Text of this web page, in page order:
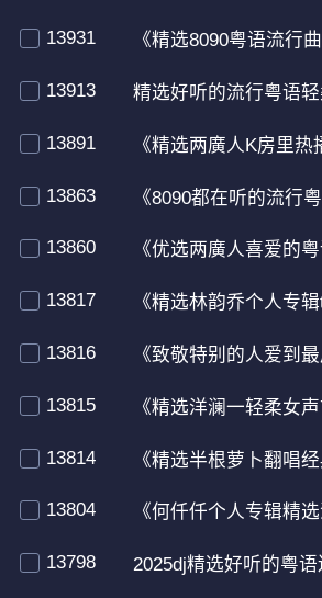
13931 《精选8090粤语流行曲库车载
13913 精选好听的流行粤语轻柔版本
13891 《精选两廣人K房里热播榜单
13863 《8090都在听的流行粤语歌
13860 《优选两廣人喜爱的粤语流行榜单
13817 《精选林韵乔个人专辑tvb剧集歌
13816 《致敬特别的人爱到最后一刻的方
13815 《精选洋澜一轻柔女声7080老歌专
13814 《精选半根萝卜翻唱经典粤语连版
13804 《何仟仟个人专辑精选流行粤
13798 2025dj精选好听的粤语连